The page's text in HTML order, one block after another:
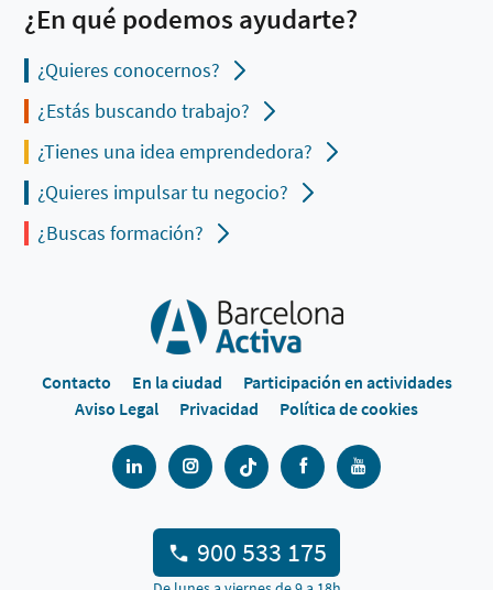
¿En qué podemos ayudarte?
¿Quieres conocernos?
¿Estás buscando trabajo?
¿Tienes una idea emprendedora?
¿Quieres impulsar tu negocio?
¿Buscas formación?
Contacto En la ciudad
Participación en actividades
Aviso Legal
Privacidad Política de cookies
900 533 175